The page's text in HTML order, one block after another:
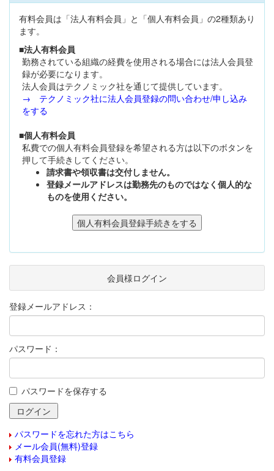
有料会員は「法人有料会員」と「個人有料会員」の2種類あり
ます。
■法人有料会員
勤務されている組織の経費を使用される場合には法人会員登
録が必要になります。
法人会員はテクノミック社を通じて提供しています。
→ テクノミック社に法人会員登録の問い合わせ/申し込み
をする
■個人有料会員
私費での個人有料会員登録を希望される方は以下のボタンを
押して手続きしてください。
請求書や領収書は交付しません。
登録メールアドレスは勤務先のものではなく個人的な
ものを使用ください。
会員様ログイン
登録メールアドレス：
パスワード：
パスワードを保存する
パスワードを忘れた方はこちら
メール会員(無料)登録
有料会員登録